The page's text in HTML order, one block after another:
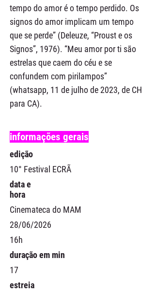
tempo do amor é o tempo perdido. Os
signos do amor implicam um tempo
que se perde” (Deleuze, “Proust e os
Signos”, 1976). “Meu amor por ti são
estrelas que caem do céu e se
confundem com pirilampos”
(whatsapp, 11 de julho de 2023, de CH
para CA).
informações gerais
edição
10° Festival ECRÃ
data e
hora
Cinemateca do MAM
28/06/2026
16h
duração em min
17
estreia